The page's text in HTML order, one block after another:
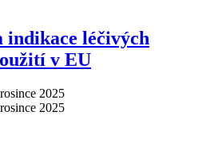
indikace léčivých
v EU
2025
2025